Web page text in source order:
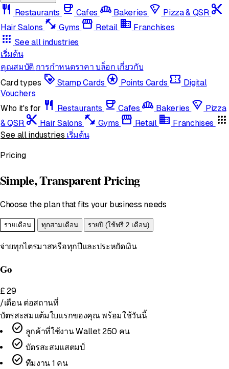
restaurant Restaurants coffee Cafes bakery_dining Bakeries local_pizza Pizza & QSR content_cut
Hair Salons fitness_center Gyms storefront Retail domain Franchises
apps See all industries
เริ่มต้น
คุณสมบัติ การกำหนดราคา บล็อก เกี่ยวกับ
Card types loyalty Stamp Cards stars Points Cards confirmation_number Digital
Vouchers
Who it's for restaurant Restaurants coffee Cafes bakery_dining Bakeries local_pizza Pizza
& QSR content_cut Hair Salons fitness_center Gyms storefront Retail domain Franchises apps
See all industries เริ่มต้น
Pricing
Simple, Transparent Pricing
Choose the plan that fits your business needs
รายเดือน ทุกสามเดือน รายปี(ใช้ฟรี 2 เดือน)
จ่ายทุกไตรมาสหรือทุกปีและประหยัดเงิน
Go
£ 29
/เดือน ต่อสถานที่
บัตรสะสมแต้มใบแรกของคุณ พร้อมใช้วันนี้
check_circle ลูกค้าที่ใช้งาน Wallet 250 คน
check_circle บัตรสะสมแสตมป์
check_circle ทีมงาน 1 คน